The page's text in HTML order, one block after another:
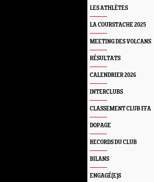
LES ATHLÈTES
LA COURSTACHE 2025
MEETING DES VOLCANS
RÉSULTATS
CALENDRIER 2026
INTERCLUBS
CLASSEMENT CLUB FFA
DOPAGE
RECORDS DU CLUB
BILANS
ENGAGÉ(E)S